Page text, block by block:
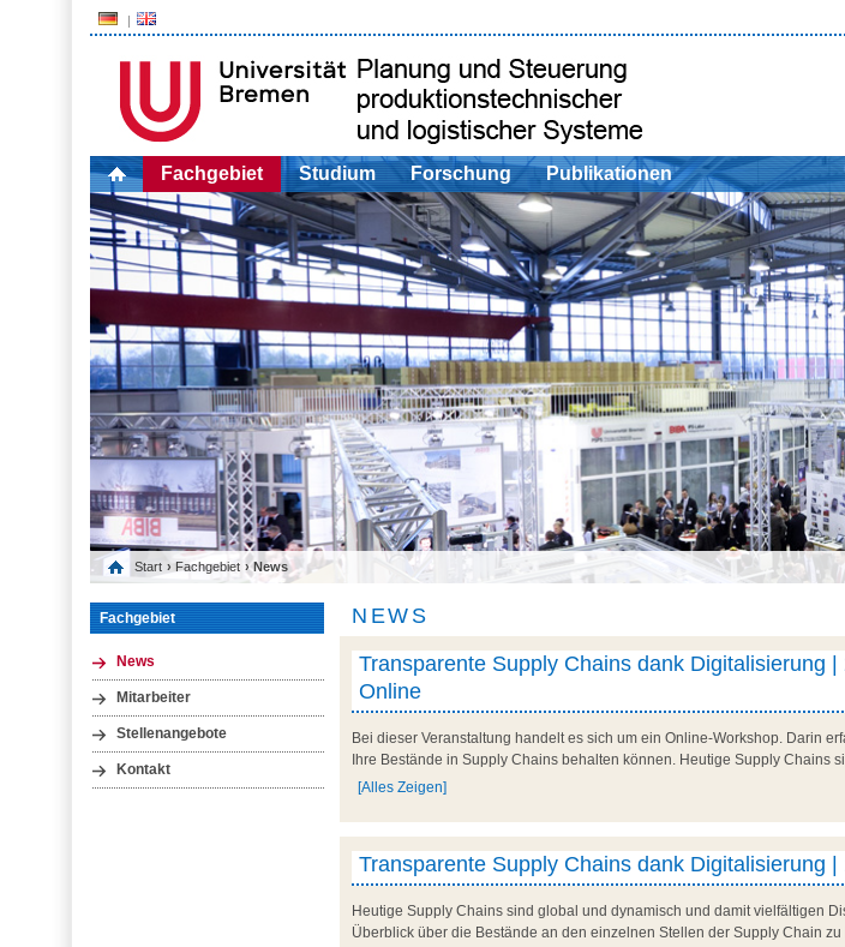
Fachgebiet Studium Forschung Publikationen
Start › Fachgebiet › News
Fachgebiet
News
Mitarbeiter
Stellenangebote
Kontakt
NEWS
Transparente Supply Chains dank Digitalisierung
Online
Bei dieser Veranstaltung handelt es sich um ein Online-Workshop. Darin
Ihre Bestände in Supply Chains behalten können. Heutige Supply Chains
[Alles Zeigen]
Transparente Supply Chains dank Digitalisierung
Heutige Supply Chains sind global und dynamisch und damit vielfältigen
Überblick über die Bestände an den einzelnen Stellen der Supply Chain zu